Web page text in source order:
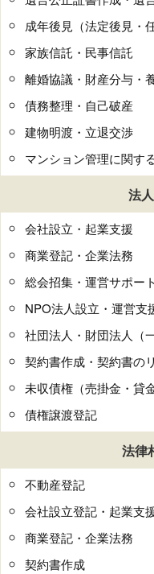
成年後見（法定後見・
家族信託・民事信託
離婚協議・財産分与・
債務整理・自己破産
建物明渡・立退交渉
マンション管理に関す
法
会社設立・起業支援
商業登記・企業法務
総会招集・運営サポート
NPO法人設立・運営支
社団法人・財団法人（
契約書作成・契約書の
未収債権（売掛金・貸
債権譲渡登記
法律
不動産登記
会社設立登記・起業支
商業登記・企業法務
契約書作成